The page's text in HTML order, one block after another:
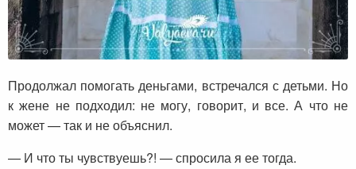
Продолжал помогать деньгами, встречался с детьми. Но
к жене не подходил: не могу, говорит, и все. А что не
может — так и не объяснил.
— И что ты чувствуешь?! — спросила я ее тогда.